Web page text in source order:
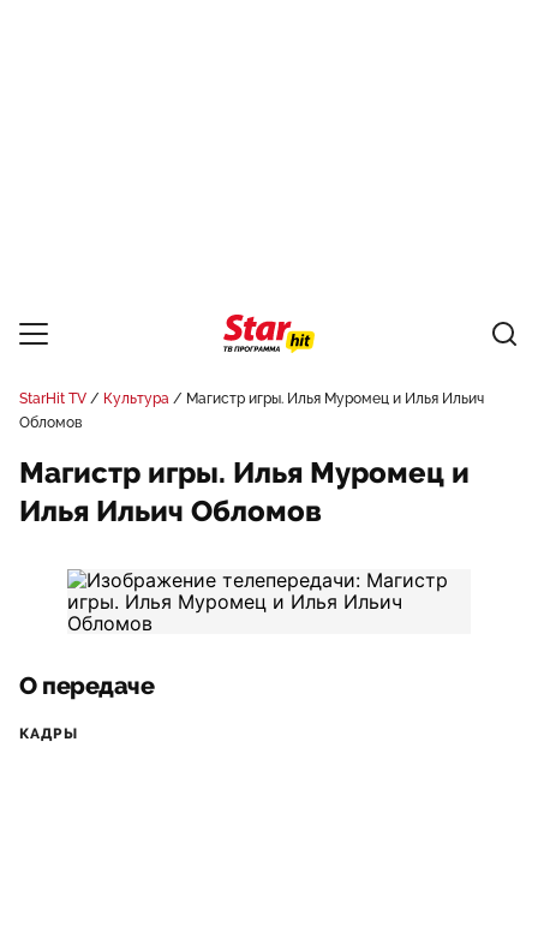
StarHit TV Культура
Магистр игры. Илья Муромец и Илья Ильич
Обломов
Магистр игры. Илья Муромец и
Илья Ильич Обломов
О передаче
КАДРЫ